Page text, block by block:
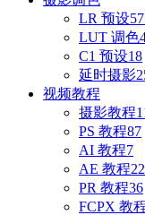
LR 预设
LUT 调色
C1 预设18
延时摄影
视频教程
摄影教程
PS 教程87
AI 教程7
AE 教程22
PR 教程36
FCPX 教